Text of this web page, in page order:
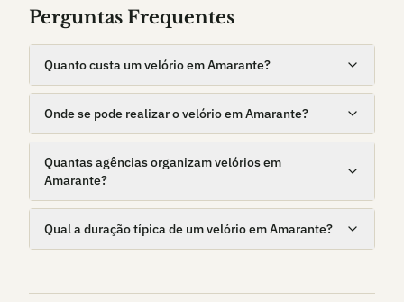
Perguntas Frequentes
Quanto custa um velório em Amarante?
Onde se pode realizar o velório em Amarante?
Quantas agências organizam velórios em
Amarante?
Qual a duração típica de um velório em Amarante?